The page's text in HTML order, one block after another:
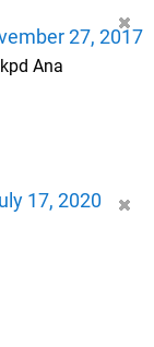
27, 2017
Ana
17, 2020